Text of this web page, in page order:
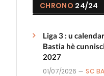
CHRONO 24/24
Liga 3 : u
Bastia hè
2027
01/07/2026 SC